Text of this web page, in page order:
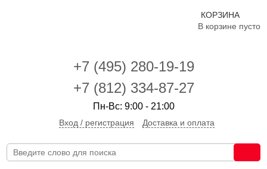
+7 (495) 280-19-19
+7 (812) 334-87-27
Пн-Вс: 9:00 - 21:00
Вход / регистрация Доставка и оплата
КОРЗИНА
В корзине пусто